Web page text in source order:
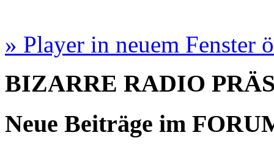
» Player in neuem Fenster
BIZARRE RADIO
Neue Beiträge im